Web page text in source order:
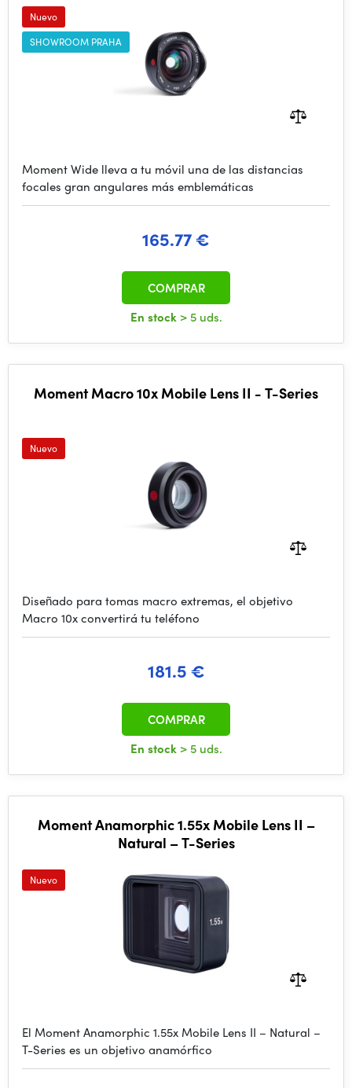
Nuevo
SHOWROOM PRAHA
Moment Wide lleva a tu móvil una de las distancias
focales gran angulares más emblemáticas
165.77 €
En stock > 5 uds.
COMPRAR
Moment Macro 10x Mobile Lens II - T-Series
Nuevo
Diseñado para tomas macro extremas, el objetivo
Macro 10x convertirá tu teléfono
181.5 €
En stock > 5 uds.
COMPRAR
Moment Anamorphic 1.55x Mobile Lens II –
Natural – T-Series
Nuevo
El Moment Anamorphic 1.55x Mobile Lens II – Natural –
T-Series es un objetivo anamórfico